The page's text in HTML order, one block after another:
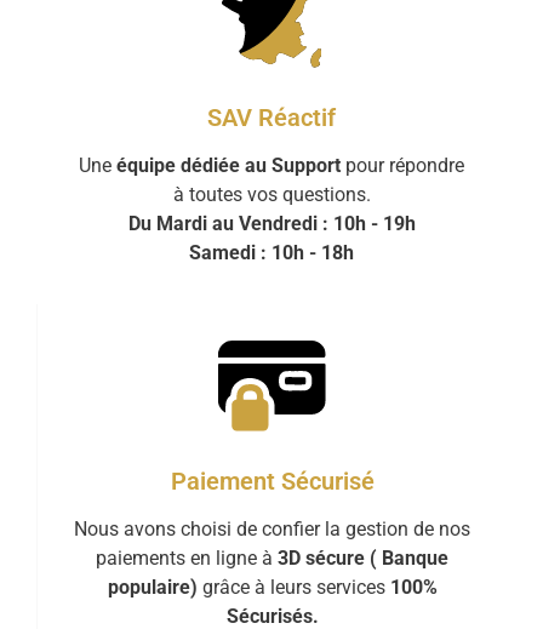
SAV Réactif
Une équipe dédiée au Support pour répondre
à toutes vos questions.
Du Mardi au Vendredi : 10h - 19h
Samedi : 10h - 18h
Paiement Sécurisé
Nous avons choisi de confier la gestion de nos
paiements en ligne à 3D sécure ( Banque
populaire) grâce à leurs services 100%
Sécurisés.